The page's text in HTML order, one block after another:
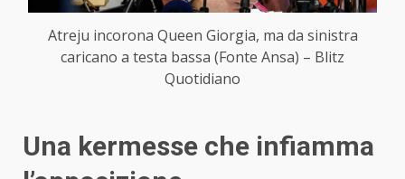
Atreju incorona Queen Giorgia, ma da sinistra
caricano a testa bassa (Fonte Ansa) – Blitz
Quotidiano
Una kermesse che infiamma